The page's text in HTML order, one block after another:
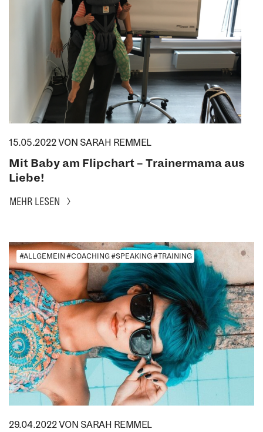
15.05.2022 VON SARAH REMMEL
Mit Baby am Flipchart – Trainermama aus
Liebe!
MEHR LESEN
#ALLGEMEIN #COACHING #SPEAKING #TRAINING
29.04.2022 VON SARAH REMMEL